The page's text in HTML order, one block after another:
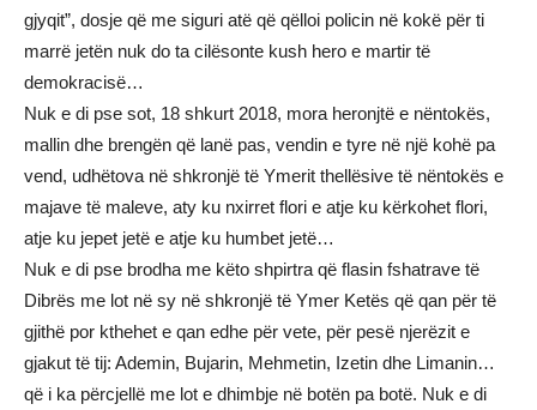
gjyqit”, dosje që me siguri atë që qëlloi policin në kokë për ti
marrë jetën nuk do ta cilësonte kush hero e martir të
demokracisë…
Nuk e di pse sot, 18 shkurt 2018, mora heronjtë e nëntokës,
mallin dhe brengën që lanë pas, vendin e tyre në një kohë pa
vend, udhëtova në shkronjë të Ymerit thellësive të nëntokës e
majave të maleve, aty ku nxirret flori e atje ku kërkohet flori,
atje ku jepet jetë e atje ku humbet jetë…
Nuk e di pse brodha me këto shpirtra që flasin fshatrave të
Dibrës me lot në sy në shkronjë të Ymer Ketës që qan për të
gjithë por kthehet e qan edhe për vete, për pesë njerëzit e
gjakut të tij: Ademin, Bujarin, Mehmetin, Izetin dhe Limanin…
që i ka përcjellë me lot e dhimbje në botën pa botë. Nuk e di